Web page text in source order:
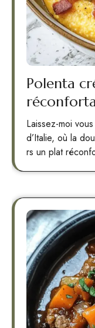
Polenta
Laissez-moi vous emmener au cœur d’un petit coin
d’Italie, où la
rs un plat